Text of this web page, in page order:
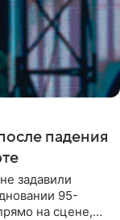
падения
задавили
95-
на сцене,